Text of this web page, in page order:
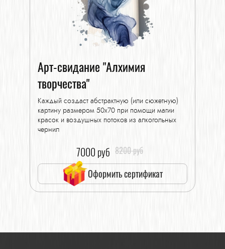
Арт-свидание "Алхимия
творчества"
Каждый создаст абстрактную (или сюжетную)
картину размером 50х70 при помощи магии
красок и воздушных потоков из алкогольных
чернил
7000 руб 8200 руб
Оформить сертификат